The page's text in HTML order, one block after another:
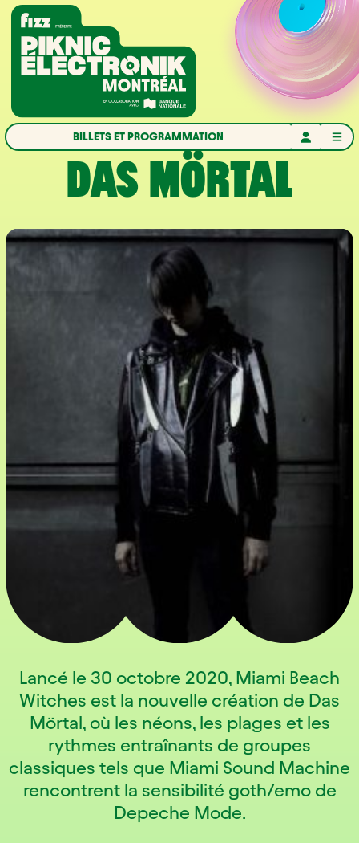
Aller à la navigation
Aller au contenu
Accueil
BILLETS ET PROGRAMMATION
DAS MÖRTAL
Lancé le 30 octobre 2020, Miami Beach
Witches est la nouvelle création de Das
Mörtal, où les néons, les plages et les
rythmes entraînants de groupes
classiques tels que Miami Sound Machine
rencontrent la sensibilité goth/emo de
Depeche Mode.